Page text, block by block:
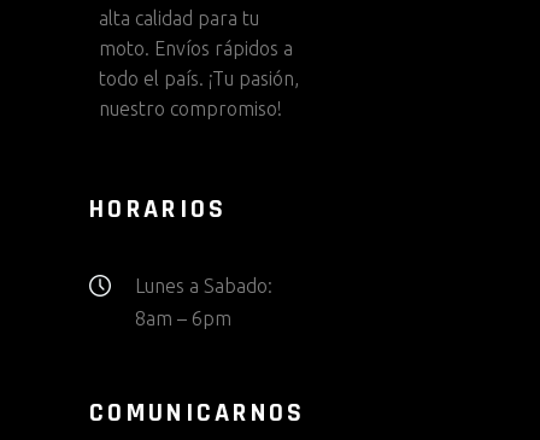
alta calidad para tu
moto. Envíos rápidos a
todo el país. ¡Tu pasión,
nuestro compromiso!
HORARIOS
Lunes a Sabado:
8am – 6pm
COMUNICARNOS